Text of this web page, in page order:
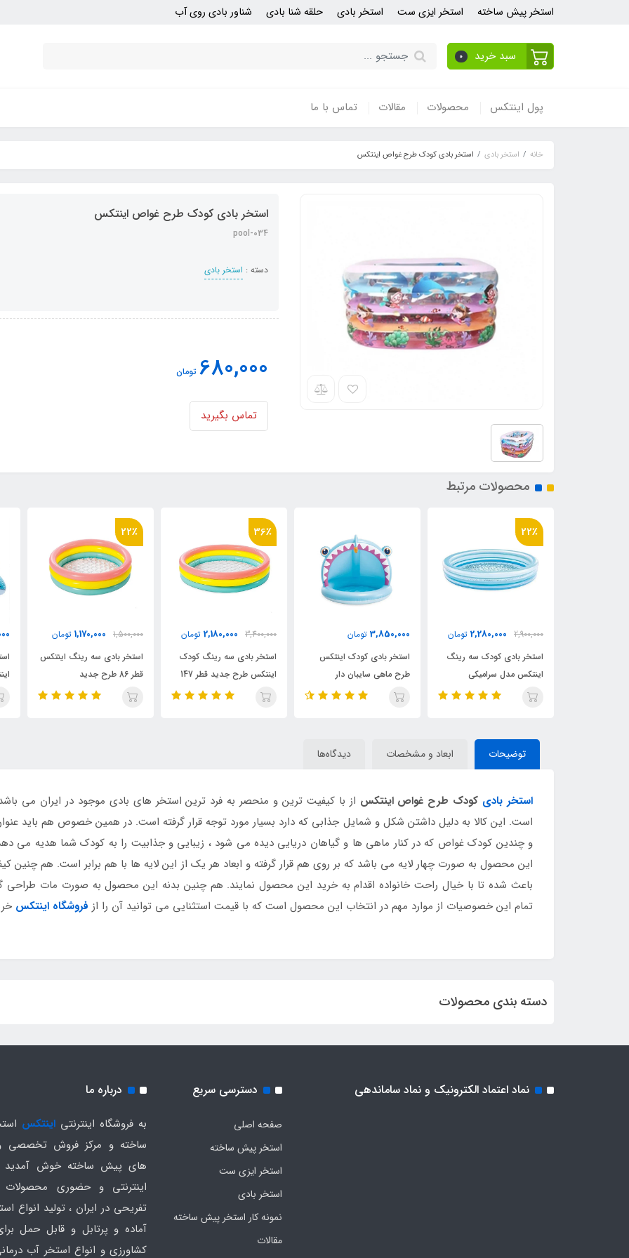
استخر پیش ساخته استخر ایزی ست استخر بادی حلقه شنا بادی شناور بادی روی آب
سبد خرید 0
پول اینتکس محصولات مقالات تماس با ما
خانه استخر بادی استخر بادی کودک طرح غواص اینتکس
استخر بادی کودک طرح غواص اینتکس
pool-034
دسته : استخر بادی
680,000تومان
تماس بگیرید
محصولات مرتبط
3,850,000 تومان
استخر بادی کودک اینتکس
طرح ماهی سایبان دار
3,400,000
2,180,000
استخر بادی سه رینگ کودک
اینتکس طرح جدید قطر 147
22٪
1,500,000
1,170,000 تومان
استخر بادی سه رینگ اینتکس
قطر 86 طرح جدید
12,800,000 تومان
استخر بادی سایبان دار کودک
اینتکس مدل لاک پشت
توضیحات ابعاد و مشخصات دیدگاه‌ها
استخر بادی کودک طرح غواص اینتکس از با کیفیت ترین و منحصر به فرد ترین استخر های بادی موجود در ایران می
است. این کالا به دلیل داشتن شکل و شمایل جذابی که دارد بسیار مورد توجه قرار گرفته است. در همین خصوص هم باید
و چندین کودک غواص که در کنار ماهی ها و گیاهان دریایی دیده می شود ، زیبایی و جذابیت را به کودک شما هدیه می
این محصول به صورت چهار لایه می باشد که بر روی هم قرار گرفته و ابعاد هر یک از این لایه ها با هم برابر است. هم
باعث شده تا با خیال راحت خانواده اقدام به خرید این محصول نمایند. هم چنین بدنه این محصول به صورت مات طراحی
تمام این خصوصیات از موارد مهم در انتخاب این محصول است که با قیمت استثنایی می توانید آن را از فروشگاه اینتکس
دسته بندی محصولات
نماد اعتماد الکترونیک و نماد ساماندهی دسترسی سریع
صفحه اصلی
استخر پیش ساخته
استخر ایزی ست
استخر بادی
نمونه کار استخر پیش ساخته
مقالات
درباره ما
به فروشگاه اینترنتی اینتکس
ساخته و مرکز فروش تخصصی
های پیش ساخته خوش
اینترنتی و حضوری
تفریحی در ایران ، تولید انواع
آماده و پرتابل و قابل حمل
کشاورزی و انواع استخر آب